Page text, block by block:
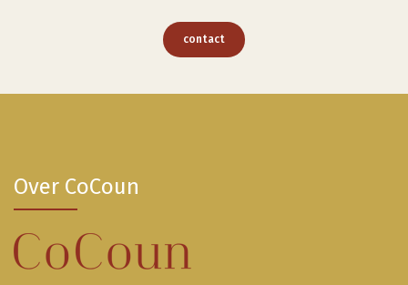
contact
Over CoCoun